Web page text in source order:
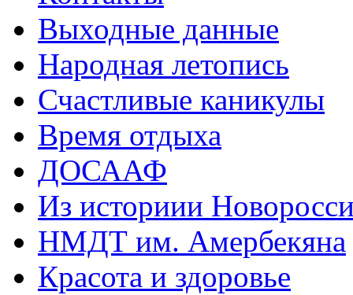
Выходные данные
Народная летопись
Счастливые каникулы
Время отдыха
ДОСААФ
Из историии
НМДТ им. Амербекяна
Красота и здоровье